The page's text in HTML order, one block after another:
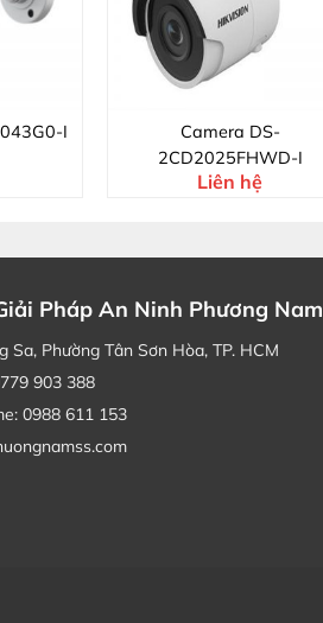
I
Camera DS-
2CD2025FHWD-I
Liên hệ
Pháp An Ninh Phương Nam
Sa, Phường Tân Sơn Hòa, TP. HCM
903 388
0988 611 153